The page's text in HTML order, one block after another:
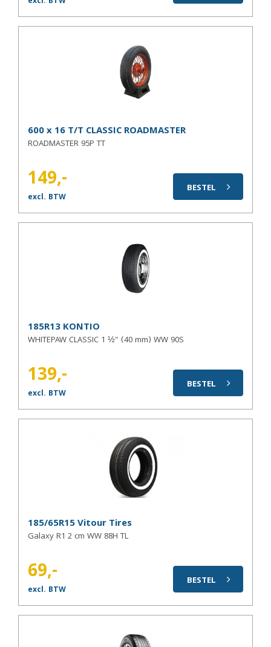
600 x 16 T/T CLASSIC ROADMASTER
ROADMASTER 95P TT
149,-
excl. BTW
BESTEL
185R13 KONTIO
WHITEPAW CLASSIC 1 ½" (40 mm) WW 90S
139,-
excl. BTW
BESTEL
185/65R15 Vitour Tires
Galaxy R1 2 cm WW 88H TL
69,-
excl. BTW
BESTEL